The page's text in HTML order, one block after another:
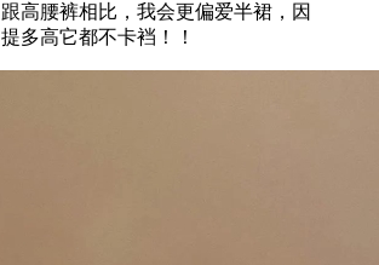
高腰裤相比，我会更偏爱半裙，因
多高它都不卡裆！！